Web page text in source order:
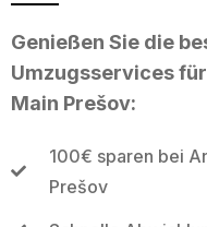
Genießen Sie die
Umzugsservices
Main Prešov:
100€ sparen bei
Prešov